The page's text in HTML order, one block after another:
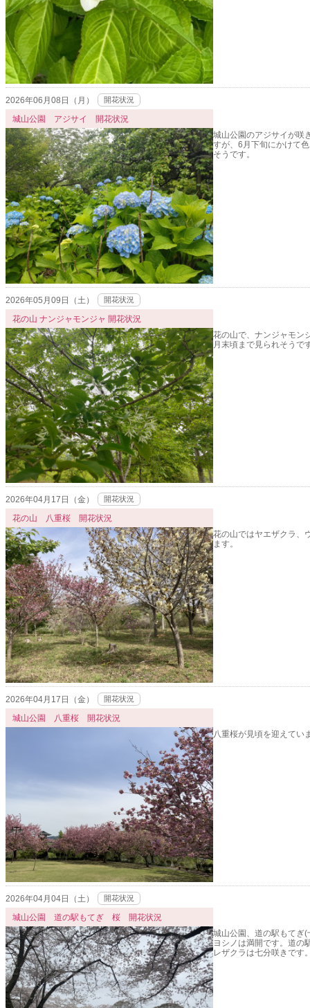
2026年06月08日（月） 開花状況
城山公園 アジサイ 開花状況
城山公園のアジサイが咲
すが、6月下旬にかけて
そうです。
2026年05月09日（土） 開花状況
花の山 ナンジャモンジャ 開花状況
花の山で、ナンジャモン
月末頃まで見られそうで
2026年04月17日（金） 開花状況
花の山 八重桜 開花状況
花の山ではヤエザクラ、
ます。
2026年04月17日（金） 開花状況
城山公園 八重桜 開花状況
八重桜が見頃を迎えてい
2026年04月04日（土） 開花状況
城山公園 道の駅もてぎ 桜 開花状況
城山公園、道の駅もてぎ
ヨシノは満開です。道の
レザクラは七分咲きです